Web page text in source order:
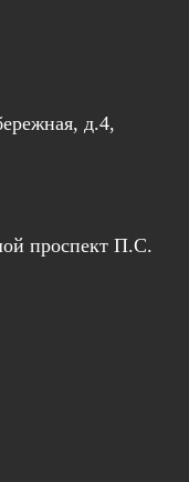
д.4,
проспект П.С.